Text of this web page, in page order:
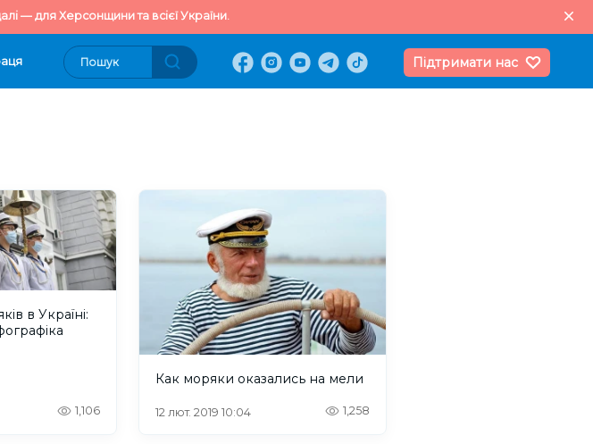
— для Херсонщини та всієї України.
Підтримати нас
в Україні:
1,106
Как моряки оказались на мели
12 лют. 2019 10:04 1,258